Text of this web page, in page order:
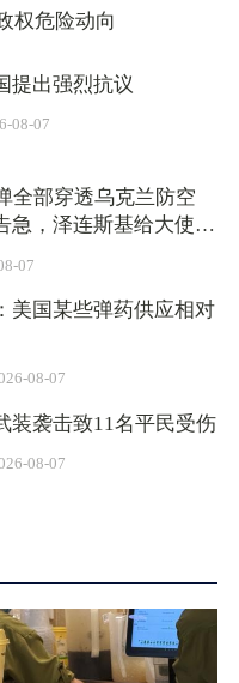
权危险动向
提出强烈抗议
08-07
全部穿透乌克兰防空
急，泽连斯基给大使下
带武器回来
07
美国某些弹药供应相对
08-07
装袭击致11名平民受伤
08-07